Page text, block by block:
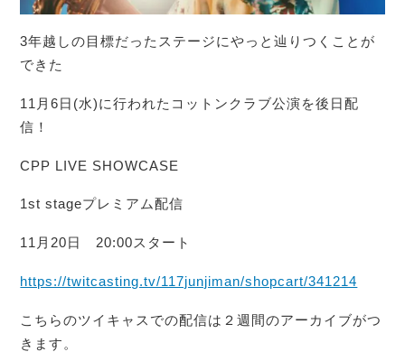
3年越しの目標だったステージにやっと辿りつくことが
できた
11月6日(水)に行われたコットンクラブ公演を後日配
信！
CPP LIVE SHOWCASE
1st stageプレミアム配信
11月20日 20:00スタート
https://twitcasting.tv/117junjiman/shopcart/341214
こちらのツイキャスでの配信は２週間のアーカイブがつ
きます。